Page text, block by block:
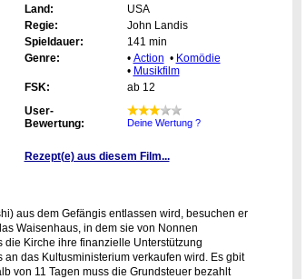
Land:
USA
Regie:
John Landis
Spieldauer:
141 min
Genre:
• Action • Komödie
• Musikfilm
FSK:
ab 12
User-
Bewertung:
Deine Wertung ?
Rezept(e) aus diesem Film...
aus dem Gefängis entlassen wird, besuchen er
Waisenhaus, in dem sie von Nonnen
Kirche ihre finanzielle Unterstützung
das Kultusministerium verkaufen wird. Es gbit
von 11 Tagen muss die Grundsteuer bezahlt